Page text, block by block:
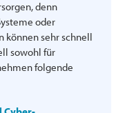
denn
oder
können sehr schnell
sowohl für
folgende